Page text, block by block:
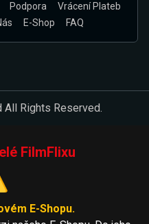
Podpora
Vrácení Plateb
E-Shop FAQ
Rights Reserved.
FilmFlixu
E-Shopu.